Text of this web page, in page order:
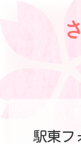
駅東フ